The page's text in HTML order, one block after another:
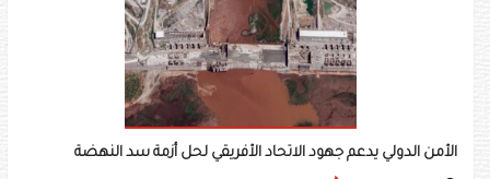
الأمن الدولي يدعم جهود الاتحاد الأفريقي لحل أزمة سد النهضة